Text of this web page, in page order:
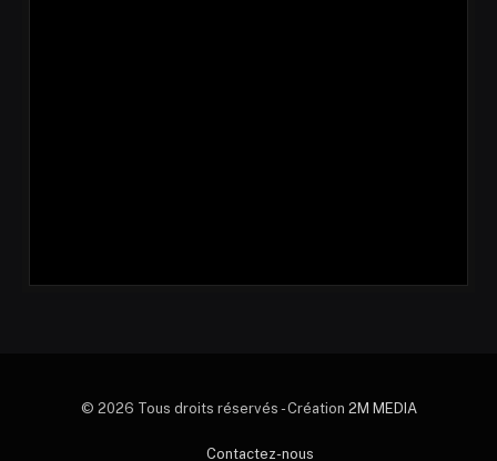
© 2026 Tous droits réservés - Création 2M MEDIA
Contactez-nous